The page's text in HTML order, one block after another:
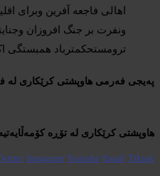
اهالی فاجعه آفرین وبرای
ونفرت بر جنگ افروزان
ترومستحکمترباد همبستگی
پەیجی فەرمی هاوپشتی کرێکاری لە
هاوپشتی کرێکاری لە تۆڕە
Instagram Youtube Email Tiktok